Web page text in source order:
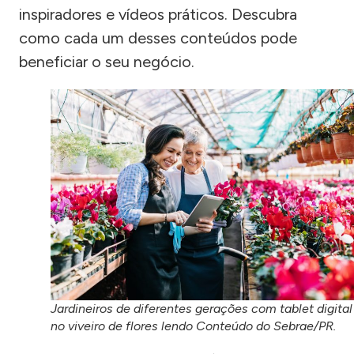
inspiradores e vídeos práticos. Descubra
como cada um desses conteúdos pode
beneficiar o seu negócio.
Jardineiros de diferentes gerações com tablet digital
no viveiro de flores lendo Conteúdo do Sebrae/PR.